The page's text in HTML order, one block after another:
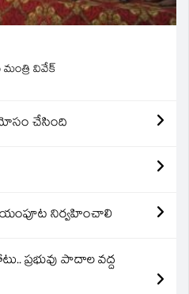
మంత్రి వివేక్
మోసం చేసింది
నిర్వహించాలి
ప్రభువు పాదాల వద్ద